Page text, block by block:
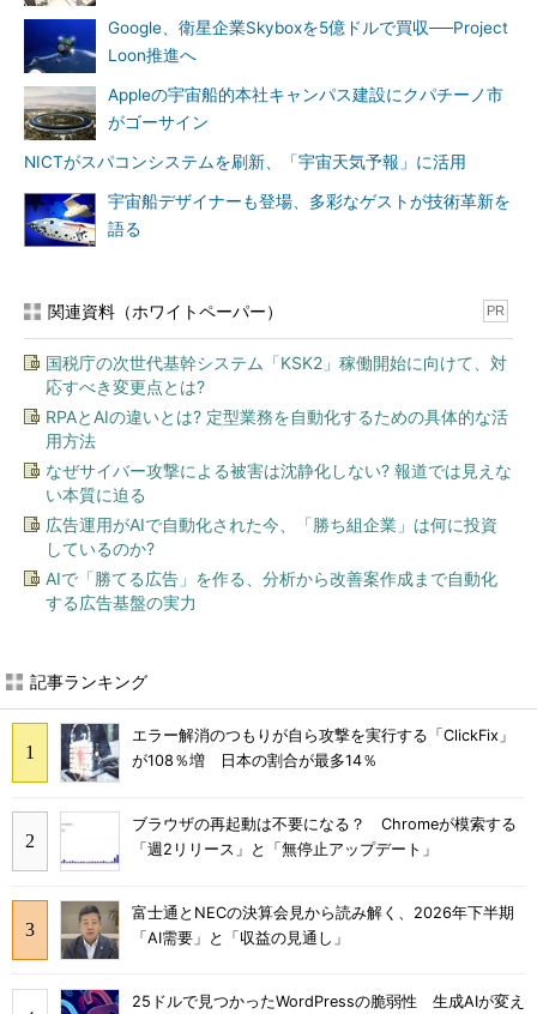
Google、衛星企業Skyboxを5億ドルで買収──Project
Loon推進へ
Appleの宇宙船的本社キャンパス建設にクパチーノ市
がゴーサイン
NICTがスパコンシステムを刷新、「宇宙天気予報」に活用
宇宙船デザイナーも登場、多彩なゲストが技術革新を
語る
関連資料（ホワイトペーパー） PR
国税庁の次世代基幹システム「KSK2」稼働開始に向けて、対
応すべき変更点とは?
RPAとAIの違いとは? 定型業務を自動化するための具体的な活
用方法
なぜサイバー攻撃による被害は沈静化しない? 報道では見えな
い本質に迫る
広告運用がAIで自動化された今、「勝ち組企業」は何に投資
しているのか?
AIで「勝てる広告」を作る、分析から改善案作成まで自動化
する広告基盤の実力
記事ランキング
エラー解消のつもりが自ら攻撃を実行する「ClickFix」
が108％増 日本の割合が最多14％
ブラウザの再起動は不要になる？ Chromeが模索する
「週2リリース」と「無停止アップデート」
富士通とNECの決算会見から読み解く、2026年下半期
「AI需要」と「収益の見通し」
25ドルで見つかったWordPressの脆弱性 生成AIが変え